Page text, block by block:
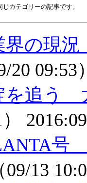
じカテゴリーの記事です。
の現
20
を追う
09/13